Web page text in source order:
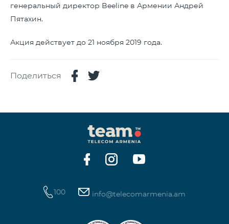
генеральный директор Beeline в Армении Андрей
Пятахин.
Акция действует до 21 ноября 2019 года.
Поделиться
100 info@telecomarmenia.am